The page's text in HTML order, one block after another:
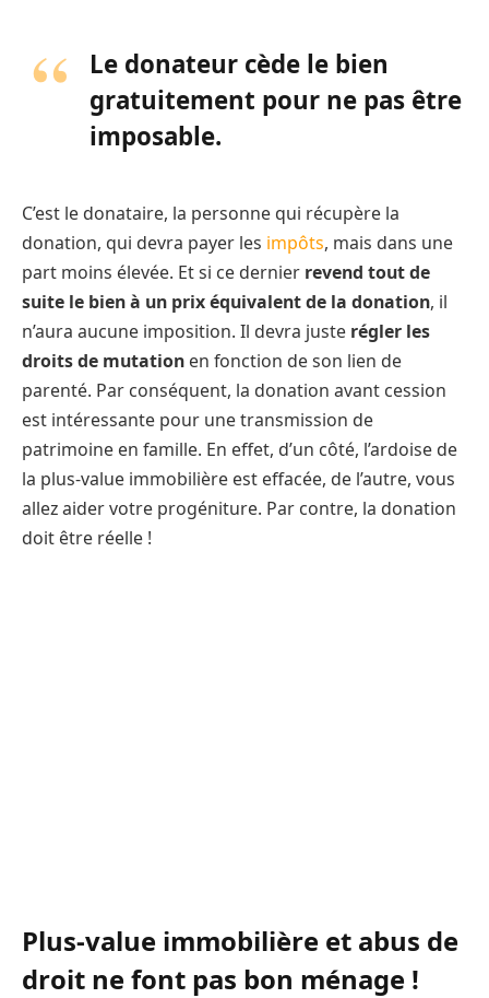
Le donateur cède le bien
gratuitement pour ne pas être
imposable.
C’est le donataire, la personne qui récupère la
donation, qui devra payer les impôts, mais dans une
part moins élevée. Et si ce dernier revend tout de
suite le bien à un prix équivalent de la donation, il
n’aura aucune imposition. Il devra juste régler les
droits de mutation en fonction de son lien de
parenté. Par conséquent, la donation avant cession
est intéressante pour une transmission de
patrimoine en famille. En effet, d’un côté, l’ardoise de
la plus-value immobilière est effacée, de l’autre, vous
allez aider votre progéniture. Par contre, la donation
doit être réelle !
Plus-value immobilière et abus de
droit ne font pas bon ménage !